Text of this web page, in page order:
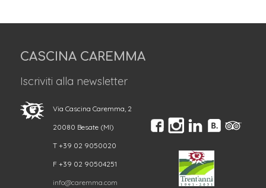
CASCINA CAREMMA
Iscriviti alla newsletter
Via Cascina Caremma, 2
20080 Besate (MI)
T +39 02 9050020
F +39 02 90504251
info@caremma.com